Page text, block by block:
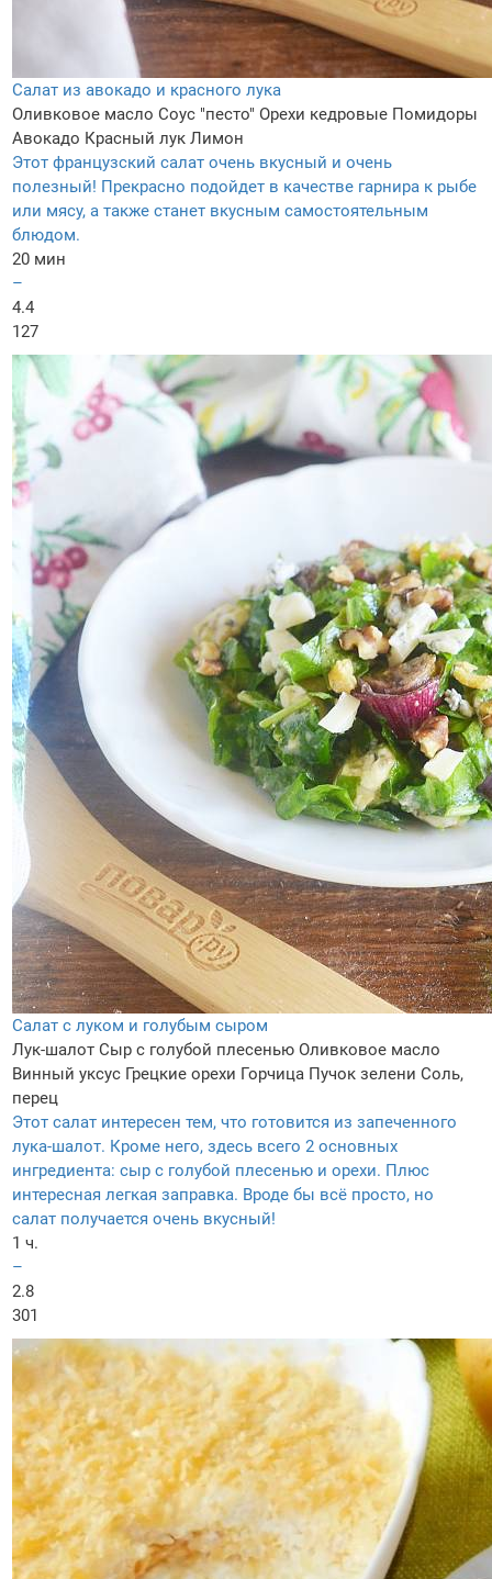
Салат из авокадо и красного лука
Оливковое масло Соус "песто" Орехи кедровые Помидоры
Авокадо Красный лук Лимон
Этот французский салат очень вкусный и очень
полезный! Прекрасно подойдет в качестве гарнира к рыбе
или мясу, а также станет вкусным самостоятельным
блюдом.
20 мин
–
4.4
127
Салат с луком и голубым сыром
Лук-шалот Сыр с голубой плесенью Оливковое масло
Винный уксус Грецкие орехи Горчица Пучок зелени Соль,
перец
Этот салат интересен тем, что готовится из запеченного
лука-шалот. Кроме него, здесь всего 2 основных
ингредиента: сыр с голубой плесенью и орехи. Плюс
интересная легкая заправка. Вроде бы всё просто, но
салат получается очень вкусный!
1 ч.
–
2.8
301